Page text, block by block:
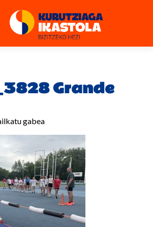
Grande
gabea